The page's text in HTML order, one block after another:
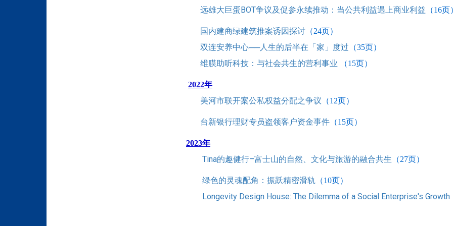
远雄大巨蛋BOT争议及促参永续推动：当公共利益遇上商业利益 （16页
国内建商绿建筑推案诱因探讨 （24页）
双连安养中心──人生的后半在「家」度过 （35页）
维膜助听科技：与社会共生的营利事业
（15页）
2022年
美河市联开案公私权益分配之争议 （12页）
台新银行理财专员盗领客户资金事件 （15页）
2023年
Tina的趣健行–富士山的自然、文化与旅游的融合共生 （27页）
绿色的灵魂配角：振跃精密滑轨 （10页）
Longevity Design House: The Dilemma of a Social Enterprise's Growth